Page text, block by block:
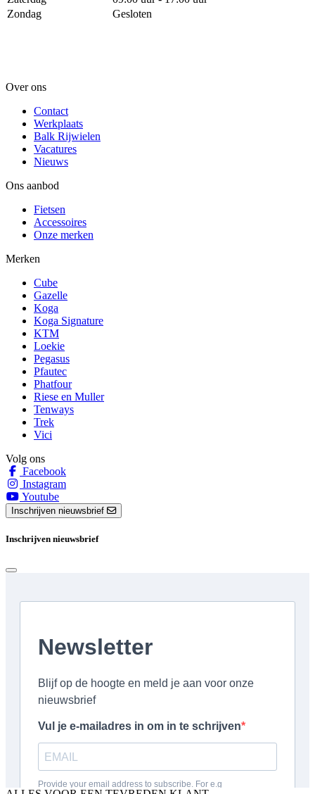
Zondag
Gesloten
Over ons
Contact
Werkplaats
Balk Rijwielen
Vacatures
Nieuws
Ons aanbod
Fietsen
Accessoires
Onze merken
Merken
Cube
Gazelle
Koga
Koga Signature
KTM
Loekie
Pegasus
Pfautec
Phatfour
Riese en Muller
Tenways
Trek
Vici
Volg ons
Facebook
Instagram
Youtube
Inschrijven nieuwsbrief
Inschrijven nieuwsbrief